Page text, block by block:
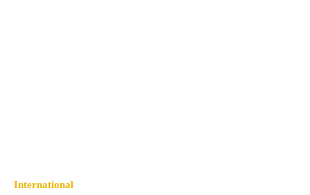
International